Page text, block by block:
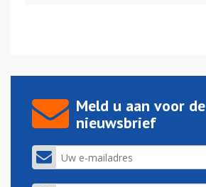
Meld u aan voor de
nieuwsbrief